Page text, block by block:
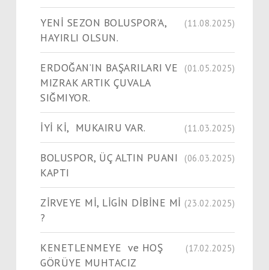
YENİ SEZON BOLUSPOR’A,
HAYIRLI OLSUN.
(11.08.2025)
ERDOĞAN’IN BAŞARILARI VE
MIZRAK ARTIK ÇUVALA
SIĞMIYOR.
(01.05.2025)
İYİ Kİ, MUKAIRU VAR. (11.03.2025)
BOLUSPOR, ÜÇ ALTIN PUANI
KAPTI
(06.03.2025)
ZİRVEYE Mİ, LİGİN DİBİNE Mİ
?
(23.02.2025)
KENETLENMEYE ve HOŞ
GÖRÜYE MUHTACIZ
(17.02.2025)